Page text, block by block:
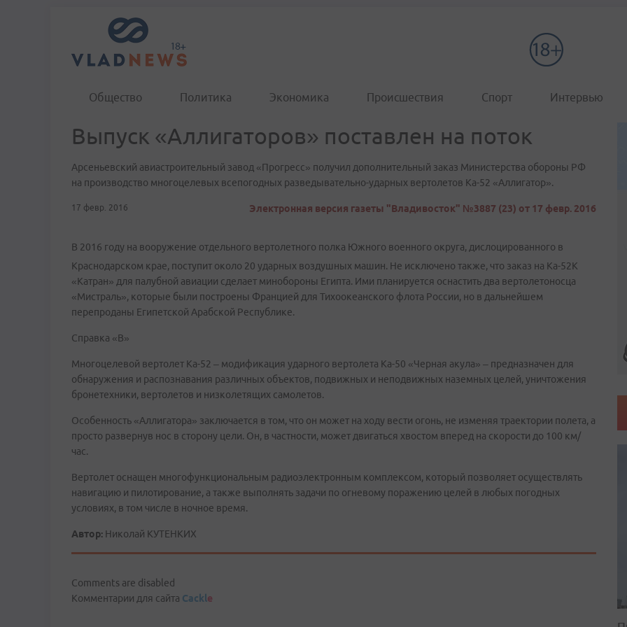
Общество Политика Экономика Происшествия Спорт Интервью
Выпуск «Аллигаторов» поставлен на поток
Арсеньевский авиастроительный завод «Прогресс» получил дополнительный заказ Министерства обороны РФ
на производство многоцелевых всепогодных разведывательно-ударных вертолетов Ка-52 «Аллигатор».
17 февр. 2016 Электронная версия газеты "Владивосток" №3887 (23) от 17 февр. 2016
В 2016 году на вооружение отдельного вертолетного полка Южного военного округа, дислоцированного в
Краснодарском крае, поступит около 20 ударных воздушных машин. Не исключено также, что заказ на Ка-52К
«Катран» для палубной авиации сделает минобороны Египта. Ими планируется оснастить два вертолетоносца
«Мистраль», которые были построены Францией для Тихоокеанского флота России, но в дальнейшем
перепроданы Египетской Арабской Республике.
Справка «В»
Многоцелевой вертолет Ка-52 – модификация ударного вертолета Ка-50 «Черная акула» – предназначен для
обнаружения и распознавания различных объектов, подвижных и неподвижных наземных целей, уничтожения
бронетехники, вертолетов и низколетящих самолетов.
Особенность «Аллигатора» заключается в том, что он может на ходу вести огонь, не изменяя траектории полета, а
просто развернув нос в сторону цели. Он, в частности, может двигаться хвостом вперед на скорости до 100 км/
час.
Вертолет оснащен многофункциональным радиоэлектронным комплексом, который позволяет осуществлять
навигацию и пилотирование, а также выполнять задачи по огневому поражению целей в любых погодных
условиях, в том числе в ночное время.
Автор: Николай КУТЕНКИХ
Comments are disabled
Комментарии для сайта Cackle